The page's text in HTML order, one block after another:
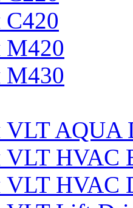
M420
M430
VLT AQUA
VLT HVAC
VLT HVAC